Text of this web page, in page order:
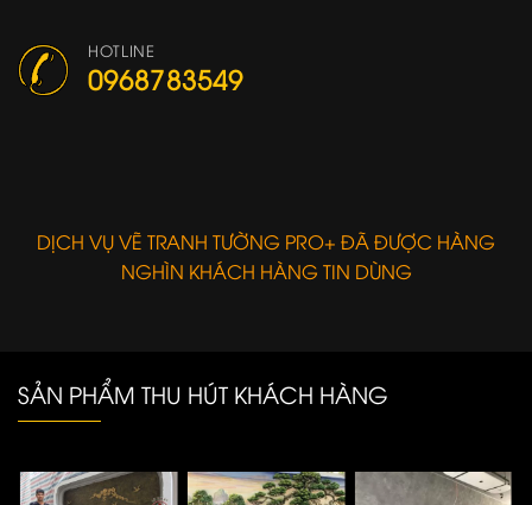
HOTLINE
0968783549
DỊCH VỤ VẼ TRANH TƯỜNG PRO+ ĐÃ ĐƯỢC HÀNG
NGHÌN KHÁCH HÀNG TIN DÙNG
SẢN PHẨM THU HÚT KHÁCH HÀNG